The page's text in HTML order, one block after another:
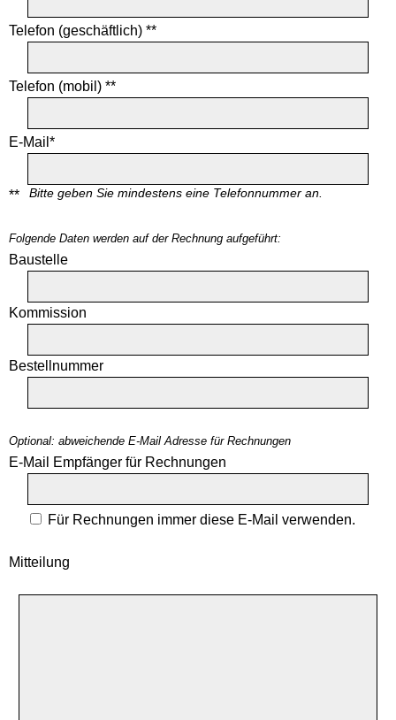
Telefon (geschäftlich) **
Telefon (mobil) **
E-Mail*
** Bitte geben Sie mindestens eine Telefonnummer an.
Folgende Daten werden auf der Rechnung aufgeführt:
Baustelle
Kommission
Bestellnummer
Optional: abweichende E-Mail Adresse für Rechnungen
E-Mail Empfänger für Rechnungen
Für Rechnungen immer diese E-Mail verwenden.
Mitteilung